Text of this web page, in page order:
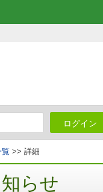
ログイン
>> 詳細
らせ